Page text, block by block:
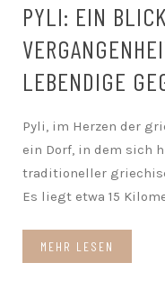
PYLI: EIN
LEBENDIGE
Pyli, im Herzen der
ein Dorf, in dem sich
traditioneller
Es liegt etwa 15
MEHR LESEN